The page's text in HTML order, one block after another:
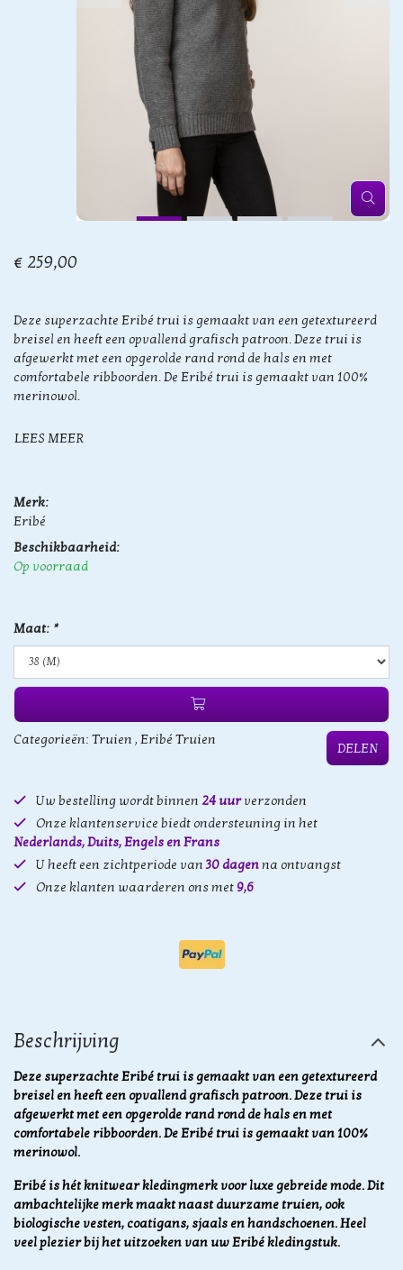
€ 259,00
Deze superzachte Eribé trui is gemaakt van een getextureerd
breisel en heeft een opvallend grafisch patroon. Deze trui is
afgewerkt met een opgerolde rand rond de hals en met
comfortabele ribboorden. De Eribé trui is gemaakt van 100%
merinowol.
LEES MEER
Merk:
Eribé
Beschikbaarheid:
Op voorraad
Maat: *
Categorieën: Truien , Eribé Truien
DELEN
Uw bestelling wordt binnen 24 uurverzonden
Onze klantenservice biedt ondersteuning in het
Nederlands, Duits, Engels en Frans
U heeft een zichtperiode van30 dagenna ontvangst
Onze klanten waarderen ons met 9,6
Beschrijving
Deze superzachte Eribé trui is gemaakt van een getextureerd
breisel en heeft een opvallend grafisch patroon. Deze trui is
afgewerkt met een opgerolde rand rond de hals en met
comfortabele ribboorden. De Eribé trui is gemaakt van 100%
merinowol.
Eribé is hét knitwear kledingmerk voor luxe gebreide mode. Dit
ambachtelijke merk maakt naast duurzame truien, ook
biologische vesten, coatigans, sjaals en handschoenen. Heel
veel plezier bij het uitzoeken van uw Eribé kledingstuk.